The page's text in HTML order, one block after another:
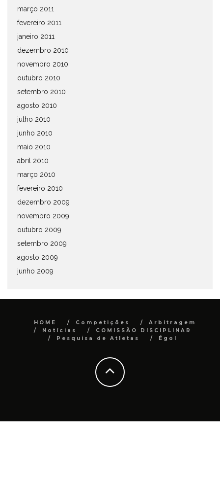
março 2011
fevereiro 2011
janeiro 2011
dezembro 2010
novembro 2010
outubro 2010
setembro 2010
agosto 2010
julho 2010
junho 2010
maio 2010
abril 2010
março 2010
fevereiro 2010
dezembro 2009
novembro 2009
outubro 2009
setembro 2009
agosto 2009
junho 2009
HOME Competições
Arbitragem
Notícias
COMISSÃO DISCIPLINAR
Pesquisa de Atletas
Égol